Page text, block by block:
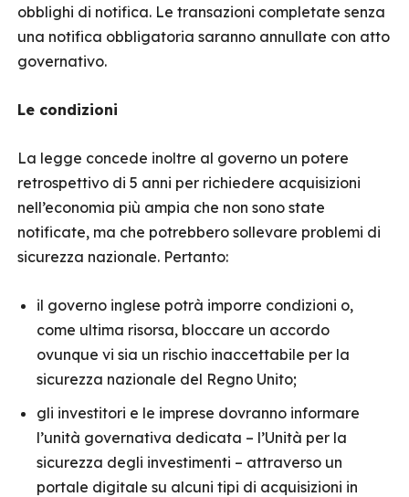
obblighi di notifica. Le transazioni completate senza
una notifica obbligatoria saranno annullate con atto
governativo.
Le condizioni
La legge concede inoltre al governo un potere
retrospettivo di 5 anni per richiedere acquisizioni
nell’economia più ampia che non sono state
notificate, ma che potrebbero sollevare problemi di
sicurezza nazionale. Pertanto:
il governo inglese potrà imporre condizioni o,
come ultima risorsa, bloccare un accordo
ovunque vi sia un rischio inaccettabile per la
sicurezza nazionale del Regno Unito;
gli investitori e le imprese dovranno informare
l’unità governativa dedicata – l’Unità per la
sicurezza degli investimenti – attraverso un
portale digitale su alcuni tipi di acquisizioni in